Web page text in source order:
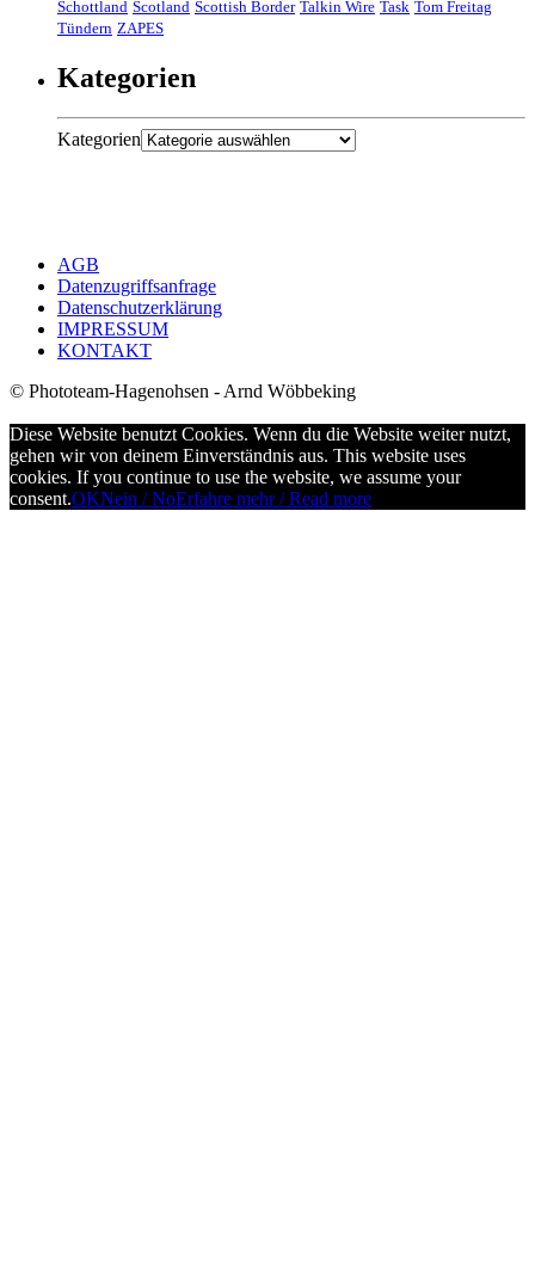
Schottland Scotland Scottish Border Talkin Wire Task Tom Freitag
Tündern ZAPES
Kategorien
Kategorien
AGB
Datenzugriffsanfrage
Datenschutzerklärung
IMPRESSUM
KONTAKT
© Phototeam-Hagenohsen - Arnd Wöbbeking
Diese Website benutzt Cookies. Wenn du die Website weiter nutzt,
gehen wir von deinem Einverständnis aus. This website uses
cookies. If you continue to use the website, we assume your
consent.OKNein / NoErfahre mehr / Read more